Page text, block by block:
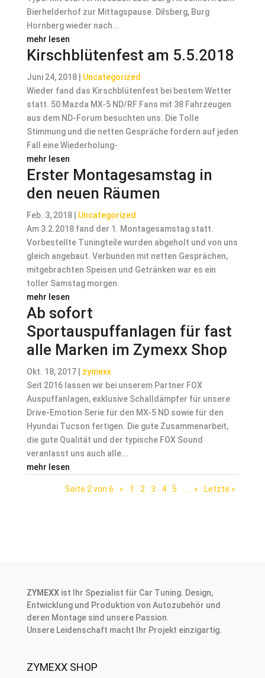
Bierhelderhof zur Mittagspause. Dilsberg, Burg
Hornberg wieder nach...
mehr lesen
Kirschblütenfest am 5.5.2018
Juni 24, 2018| Uncategorized
Wieder fand das Kirschblütenfest bei bestem Wetter
statt. 50 Mazda MX-5 ND/RF Fans mit 38 Fahrzeugen
aus dem ND-Forum besuchten uns. Die Tolle
Stimmung und die netten Gespräche fordern auf jeden
Fall eine Wiederholung-
mehr lesen
Erster Montagesamstag in
den neuen Räumen
Feb. 3, 2018| Uncategorized
Am 3.2.2018 fand der 1. Montagesamstag statt.
Vorbestellte Tuningteile wurden abgeholt und von uns
gleich angebaut. Verbunden mit netten Gesprächen,
mitgebrachten Speisen und Getränken war es ein
toller Samstag morgen.
mehr lesen
Ab sofort
Sportauspuffanlagen für fast
alle Marken im Zymexx Shop
Okt. 18, 2017| zymexx
Seit 2016 lassen wir bei unserem Partner FOX
Auspuffanlagen, exklusive Schalldämpfer für unsere
Drive-Emotion Serie für den MX-5 ND sowie für den
Hyundai Tucson fertigen. Die gute Zusammenarbeit,
die gute Qualität und der typische FOX Sound
veranlasst uns auch alle...
mehr lesen
Seite 2 von 6 « 1 2 3 4 5 » Letzte »
ZYMEXXist Ihr Spezialist für Car Tuning. Design,
Entwicklung und Produktion von Autozubehör und
deren Montage sind unsere Passion.
Unsere Leidenschaft macht Ihr Projekt einzigartig.
ZYMEXX SHOP